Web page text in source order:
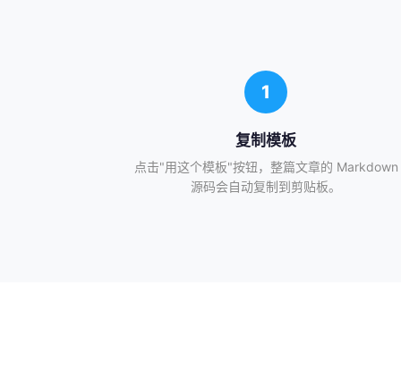
1
复制模板
点击"用这个模板"按钮，整篇文章的 Markdown
源码会自动复制到剪贴板。